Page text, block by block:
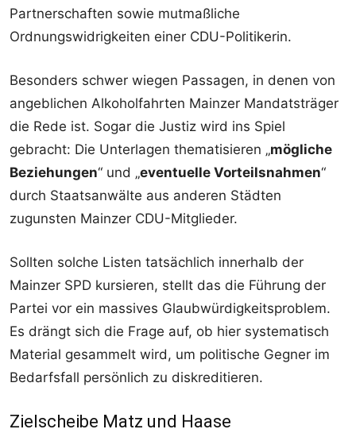
Partnerschaften sowie mutmaßliche
Ordnungswidrigkeiten einer CDU-Politikerin.
Besonders schwer wiegen Passagen, in denen von
angeblichen Alkoholfahrten Mainzer Mandatsträger
die Rede ist. Sogar die Justiz wird ins Spiel
gebracht: Die Unterlagen thematisieren „mögliche
Beziehungen“ und „eventuelle Vorteilsnahmen“
durch Staatsanwälte aus anderen Städten
zugunsten Mainzer CDU-Mitglieder.
Sollten solche Listen tatsächlich innerhalb der
Mainzer SPD kursieren, stellt das die Führung der
Partei vor ein massives Glaubwürdigkeitsproblem.
Es drängt sich die Frage auf, ob hier systematisch
Material gesammelt wird, um politische Gegner im
Bedarfsfall persönlich zu diskreditieren.
Zielscheibe Matz und Haase